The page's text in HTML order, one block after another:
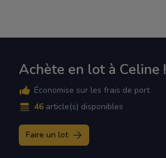
Achète en lot à Celine !
Économise sur les frais de port
46 article(s) disponibles
Faire un lot